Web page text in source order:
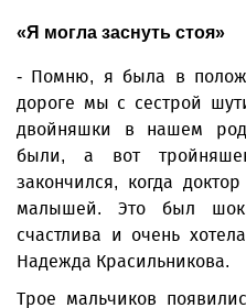
«Я могла заснуть стоя»
- Помню, я была в
дороге мы с сестрой
двойняшки в нашем
были, а вот
закончился, когда
малышей. Это был
счастлива и очень
Надежда Красильникова.
Трое мальчиков